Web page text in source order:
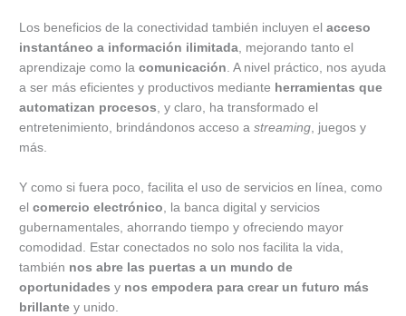
Los beneficios de la conectividad también incluyen elacceso
instantáneo a información ilimitada, mejorando tanto el
aprendizaje como lacomunicación. A nivel práctico, nos ayuda
a ser más eficientes y productivos mediante herramientas que
automatizan procesos, y claro, ha transformado el
entretenimiento, brindándonos acceso astreaming, juegos y
más.
Y como si fuera poco, facilita el uso de servicios en línea, como
elcomercio electrónico, la banca digital y servicios
gubernamentales, ahorrando tiempo y ofreciendo mayor
comodidad. Estar conectados no solo nos facilita la vida,
también nos abre las puertas a un mundo de
oportunidades y nos empodera para crear un futuro más
brillante y unido.